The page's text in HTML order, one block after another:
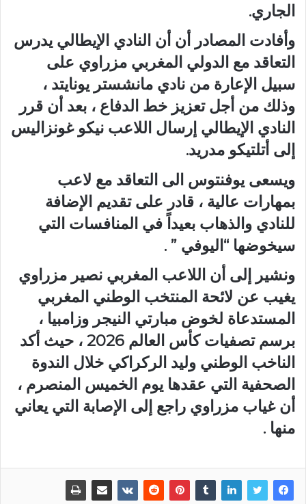
الجاري.
وأفادت المصادر أن أن النادي الإيطالي يدرس
التعاقد مع الدولي المغربي مزراوي على
سبيل الإعارة من نادي مانشستر يونايتد ،
وذلك من أجل تعزيز خط الدفاع ، بعد أن قرر
النادي الإيطالي إرسال اللاعب نيكو غونزاليس
إلى أتلتيكو مدريد.
ويسعى يوفنتوس الى التعاقد مع لاعب
بمهارات عالية ، قادر على تقديم الإضافة
للنادي والذهاب بعيداً في المنافسات التي
سيخوضها “اليوفي ” .
ونشير إلى أن اللاعب المغربي نصير مزراوي
يغيب عن لائحة المنتخب الوطني المغربي
المستدعاة لخوض مبارتي النيجر وزامبيا ،
برسم تصفيات كأس العالم 2026 ، حيث أكد
الناخب الوطني وليد الركراكي خلال الندوة
الصحفية التي عقدها يوم الخميس المنصرم ،
أن غياب مزراوي راجع إلى الإصابة التي يعاني
منها .